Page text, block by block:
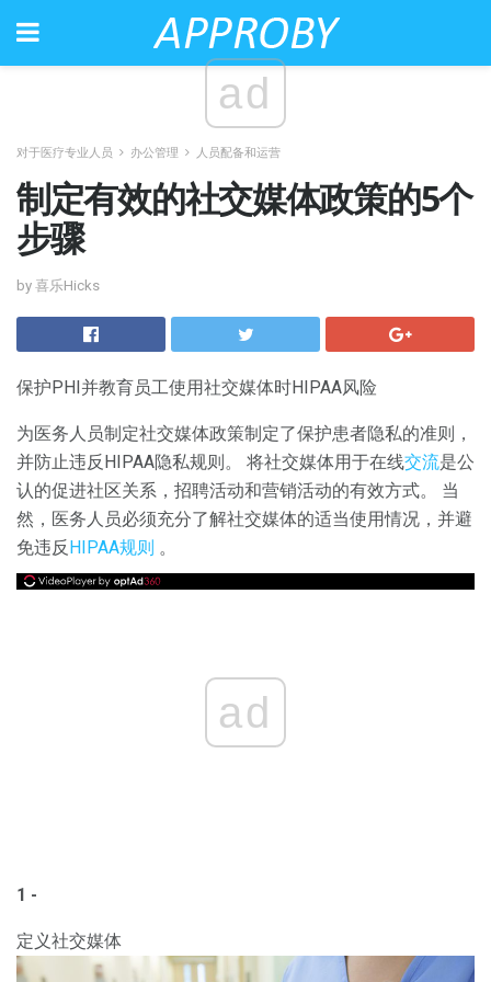
ad
对于医疗专业人员 办公管理 人员配备和运营
制定有效的社交媒体政策的5个
步骤
by 喜乐Hicks
保护PHI并教育员工使用社交媒体时HIPAA风险
为医务人员制定社交媒体政策制定了保护患者隐私的准则，
并防止违反HIPAA隐私规则。 将社交媒体用于在线交流是公
认的促进社区关系，招聘活动和营销活动的有效方式。 当
然，医务人员必须充分了解社交媒体的适当使用情况，并避
免违反HIPAA规则 。
ad
1 -
定义社交媒体